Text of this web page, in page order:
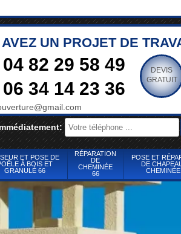
UN PROJET DE
04 82 29 58 49
06 34 14 23 36
DEVIS
GRATUIT
ET POSE DE
À BOIS ET
GRANULÉ 66
RÉPARATION
DE
CHEMINÉE
66
POSE ET
DE